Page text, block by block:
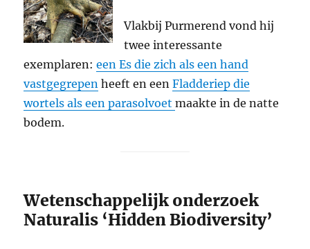
Vlakbij Purmerend vond hij
twee interessante
exemplaren:een Es die zich als een hand
vastgegrepen heeft en eenFladderiep die
wortels als een parasolvoetmaakte in de natte
bodem.
Wetenschappelijk onderzoek
Naturalis ‘Hidden Biodiversity’